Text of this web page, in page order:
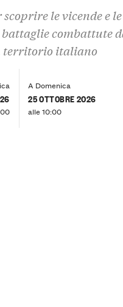
le vicende e
combattute
italiano
A Domenica
25 OTTOBRE 2026
alle 10:00